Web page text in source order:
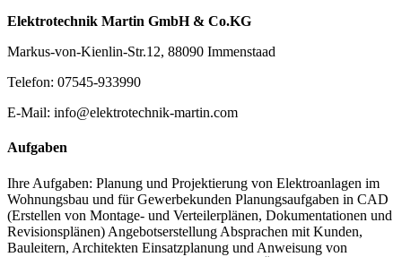
Elektrotechnik Martin GmbH & Co.KG
Markus-von-Kienlin-Str.12, 88090 Immenstaad
Telefon: 07545-933990
E-Mail: info@elektrotechnik-martin.com
Aufgaben
Ihre Aufgaben: Planung und Projektierung von Elektroanlagen im
Wohnungsbau und für Gewerbekunden Planungsaufgaben in CAD
(Erstellen von Montage- und Verteilerplänen, Dokumentationen und
Revisionsplänen) Angebotserstellung Absprachen mit Kunden,
Bauleitern, Architekten Einsatzplanung und Anweisung von